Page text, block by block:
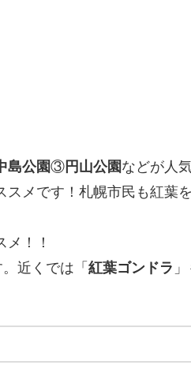
島公園③ 円山公園などが人
メです！札幌市民も紅葉
メ！！
近くでは「 紅葉ゴンドラ